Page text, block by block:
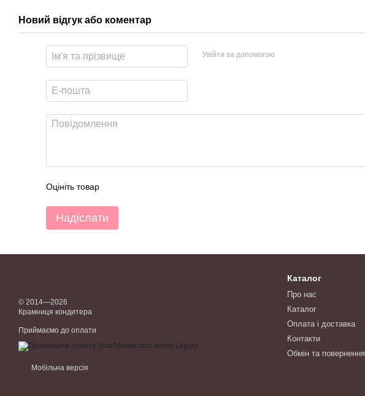
Новий відгук або коментар
Увійти за допомогою
Оцініть товар
Надіслати
© 2014—2026
Крамниця кондитера
Приймаємо до оплати
Мобільна версія
Каталог
Про нас
Каталог
Оплата і доставка
Контакти
Обмін та повернення